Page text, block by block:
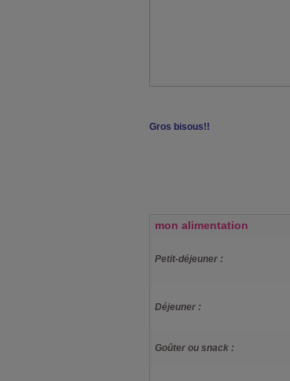
Gros bisous!!
mon alimentation
Petit-déjeuner :
Déjeuner :
Goûter ou snack :